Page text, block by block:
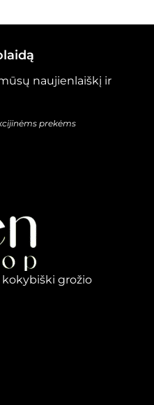
naujienlaiškį ir
prekėms
grožio